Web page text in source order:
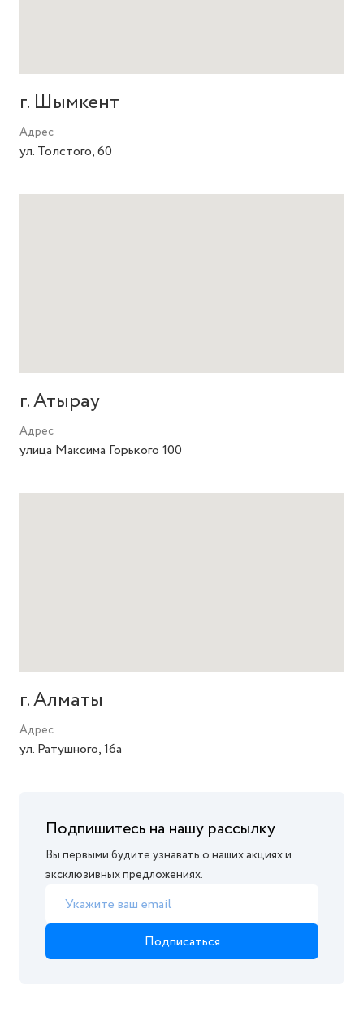
г. Шымкент
Адрес
ул. Толстого, 60
г. Атырау
Адрес
улица Максима Горького 100
г. Алматы
Адрес
ул. Ратушного, 16а
Подпишитесь на нашу рассылку
Вы первыми будите узнавать о наших акциях и
эксклюзивных предложениях.
Подписаться